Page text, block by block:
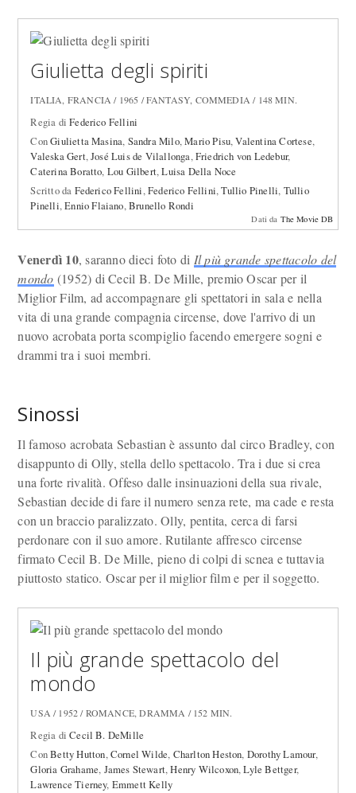
Giulietta degli spiriti
ITALIA, FRANCIA / 1965 / FANTASY, COMMEDIA / 148 MIN.
Regia diFederico Fellini
ConGiulietta Masina, Sandra Milo,Mario Pisu,Valentina Cortese,
Valeska Gert,José Luis de Vilallonga,Friedrich von Ledebur,
Caterina Boratto, Lou Gilbert,Luisa Della Noce
Scritto da Federico Fellini,Federico Fellini,Tullio Pinelli, Tullio
Pinelli,Ennio Flaiano,Brunello Rondi
Dati da The Movie DB
Venerdì 10, saranno dieci foto di Il più grande spettacolo del
mondo (1952) di Cecil B. De Mille, premio Oscar per il
Miglior Film, ad accompagnare gli spettatori in sala e nella
vita di una grande compagnia circense, dove l'arrivo di un
nuovo acrobata porta scompiglio facendo emergere sogni e
drammi tra i suoi membri.
Sinossi
Il famoso acrobata Sebastian è assunto dal circo Bradley, con
disappunto di Olly, stella dello spettacolo. Tra i due si crea
una forte rivalità. Offeso dalle insinuazioni della sua rivale,
Sebastian decide di fare il numero senza rete, ma cade e resta
con un braccio paralizzato. Olly, pentita, cerca di farsi
perdonare con il suo amore. Rutilante affresco circense
firmato Cecil B. De Mille, pieno di colpi di scnea e tuttavia
piuttosto statico. Oscar per il miglior film e per il soggetto.
Il più grande spettacolo del
mondo
USA / 1952 / ROMANCE, DRAMMA / 152 MIN.
Regia diCecil B. DeMille
ConBetty Hutton,Cornel Wilde, Charlton Heston, Dorothy Lamour,
Gloria Grahame, James Stewart,Henry Wilcoxon,Lyle Bettger,
Lawrence Tierney, Emmett Kelly